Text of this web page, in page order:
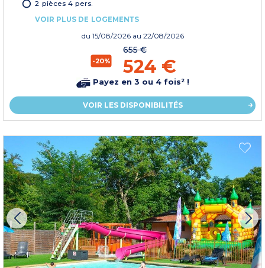
2 pièces 4 pers.
VOIR PLUS DE LOGEMENTS
du 15/08/2026 au 22/08/2026
-20%
655 €
524 €
Payez en 3 ou 4 fois² !
VOIR LES DISPONIBILITÉS